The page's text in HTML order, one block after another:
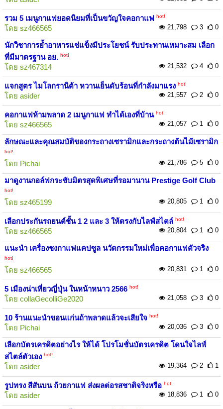
รวม 5 เมนูกาแฟยอดนิยมที่เป็นขวัญใจคอกาแฟ hot!
โดย sz466565 21,798 3 0
นักวิชาการย้ำอาหารแช่แข็งมีประโยชน์ รับประทานเหมาะสม เลือก
ที่มีมาตรฐาน อย. hot!
โดย sz467314 21,532 4 0
แจกสูตร ไมโลกรานิต้า หวานเย็นดับร้อนที่กำลังมาแรง hot!
โดย asider 21,557 2 0
คอกาแฟห้ามพลาด 2 เมนูกาแฟ ทำได้เองที่บ้าน hot!
โดย sz466565 21,057 1 0
ลักษณะและคุณสมบัติของกระถางเซรามิกและกระถางต้นไม้เซรามิก
hot!
โดย Pichai 21,786 5 0
มาดูงานกอล์ฟกระชับมิตรสุดพิเศษที่รอมานาน Prestige Golf Club
hot!
โดย sz465199 20,805 1 0
เลือกประกันรถยนต์ชั้น 1 2 และ 3 ให้ตรงกับไลฟ์สไตล์ hot!
โดย sz466565 20,804 1 0
แนะนำ เครื่องชงกาแฟแคปซูล นวัตกรรมใหม่เพื่อคอกาแฟตัวจริง
hot!
โดย sz466565 20,831 1 0
5 เมืองน่าเที่ยวญี่ปุ่น ในหน้าหนาว 2566 hot!
โดย collaGecolliGe2020 21,058 3 0
10 ร้านแนะนำขอนแก่นถ้าพลาดแล้วจะเสียใจ hot!
โดย Pichai 20,036 3 0
เลือกบัตรเครดิตอย่างไร ให้ได้ โปรโมชั่นบัตรเครดิต โดนใจไลฟ์
สไตล์ตัวเอง hot!
โดย asider 19,364 2 1
รูปทรง สีสันบน ถ้วยกาแฟ ส่งผลต่อรสชาติจริงหรือ hot!
โดย asider 18,836 1 0